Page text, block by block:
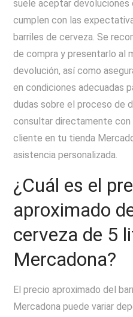
suele aceptar devoluciones
cumplen con las
barriles de cerveza. Se
de compra y presentarlo al
devolución, así como
en condiciones adecuadas
dudas sobre el proceso de
consultar directamente con
cliente en tu tienda
asistencia personalizada.
¿Cuál es el
aproximado
cerveza de 5
Mercadona?
El precio aproximado del
Mercadona puede variar